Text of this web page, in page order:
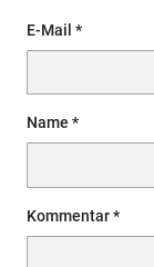
E-Mail
Name
Kommentar